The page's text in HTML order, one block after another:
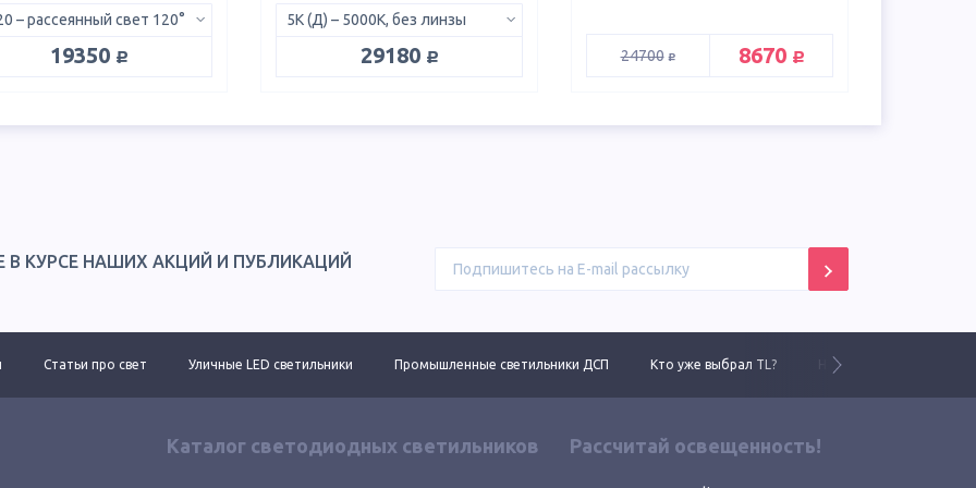
– рассеянный свет 120°
19350 руб.
5K (Д) – 5000K, без линзы
29180 руб. 24700 руб. 8670 руб.
В КУРСЕ НАШИХ АКЦИЙ И ПУБЛИКАЦИЙ
Статьи про свет Уличные LED светильники Промышленные светильники ДСП Кто уже выбрал TL? Новинки 2025 года
Каталог светодиодных светильников Рассчитай освещенность!